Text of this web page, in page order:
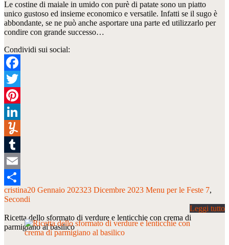
Le costine di maiale in umido con purè di patate sono un piatto
unico gustoso ed insieme economico e versatile. Infatti se il sugo è
abbondante, se ne può anche asportare una parte ed utilizzarlo per
condire con grande successo…
Condividi sui social:
Facebook
Twitter
Pinterest
LinkedIn
Yummly
Tumblr
Email
Condividi
cristina20 Gennaio 202323 Dicembre 2023 Menu per le Feste 7
Secondi
Ricetta dello sformato di verdure e lenticchie con crema di
parmigiano al basilico